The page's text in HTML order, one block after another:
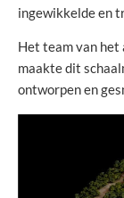
ingewikkelde en
Het team van
maakte dit
ontworpen en